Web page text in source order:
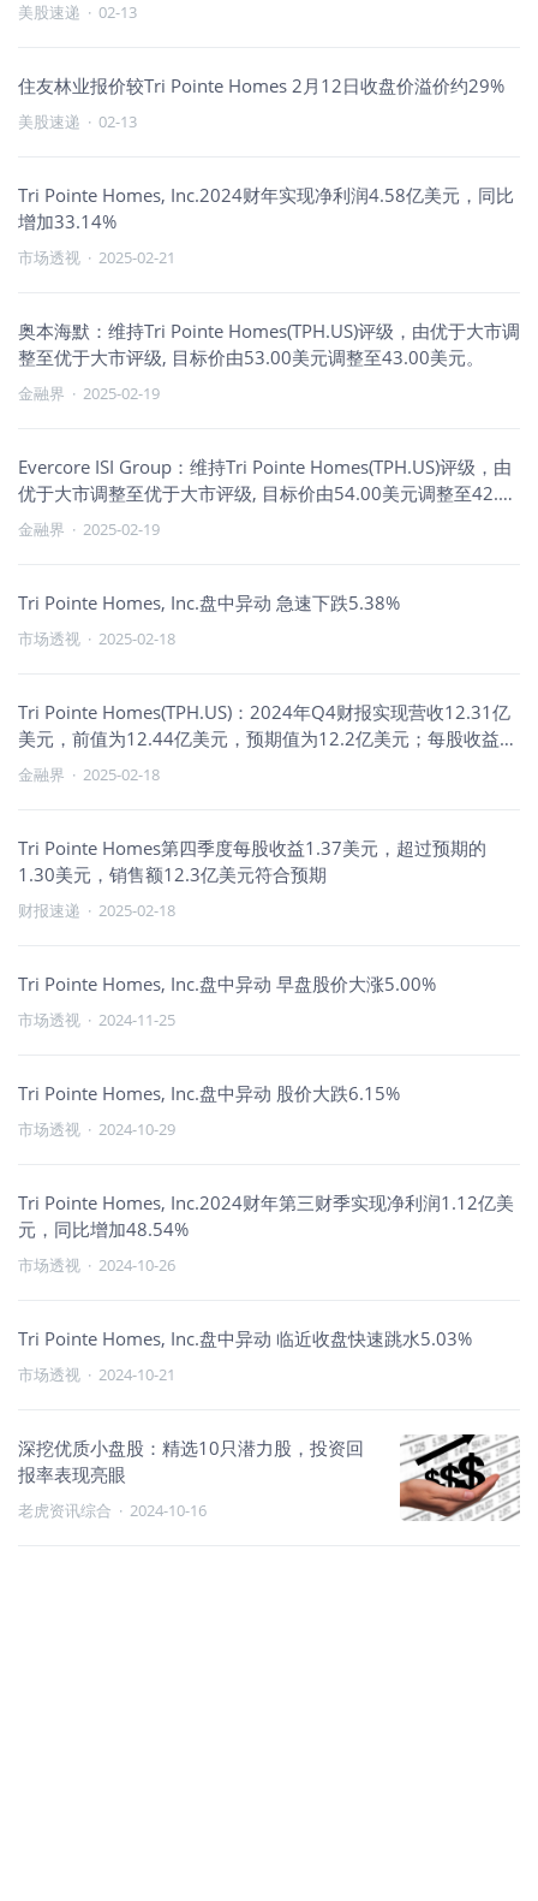
美股速递 · 02-13
住友林业报价较Tri Pointe Homes 2月12日收盘价溢价约29%
美股速递 · 02-13
Tri Pointe Homes, Inc.2024财年实现净利润4.58亿美元，同比
增加33.14%
市场透视 · 2025-02-21
奥本海默：维持Tri Pointe Homes(TPH.US)评级，由优于大市调
整至优于大市评级, 目标价由53.00美元调整至43.00美元。
金融界 · 2025-02-19
Evercore ISI Group：维持Tri Pointe Homes(TPH.US)评级，由
优于大市调整至优于大市评级, 目标价由54.00美元调整至42.00
美元。
金融界 · 2025-02-19
Tri Pointe Homes, Inc.盘中异动 急速下跌5.38%
市场透视 · 2025-02-18
Tri Pointe Homes(TPH.US)：2024年Q4财报实现营收12.31亿
美元，前值为12.44亿美元，预期值为12.2亿美元；每股收益为
1.37美元，前值为1.36美元，预期值为1.29美元。
金融界 · 2025-02-18
Tri Pointe Homes第四季度每股收益1.37美元，超过预期的
1.30美元，销售额12.3亿美元符合预期
财报速递 · 2025-02-18
Tri Pointe Homes, Inc.盘中异动 早盘股价大涨5.00%
市场透视 · 2024-11-25
Tri Pointe Homes, Inc.盘中异动 股价大跌6.15%
市场透视 · 2024-10-29
Tri Pointe Homes, Inc.2024财年第三财季实现净利润1.12亿美
元，同比增加48.54%
市场透视 · 2024-10-26
Tri Pointe Homes, Inc.盘中异动 临近收盘快速跳水5.03%
市场透视 · 2024-10-21
深挖优质小盘股：精选10只潜力股，投资回
报率表现亮眼
老虎资讯综合 · 2024-10-16